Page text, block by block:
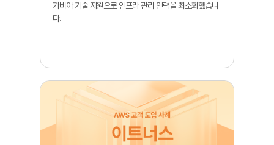
가비아 기술 지원으로 인프라 관리 인력을 최소화했습니
다.